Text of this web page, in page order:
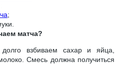
;
матча?
взбиваем сахар и яйца,
Смесь должна получиться